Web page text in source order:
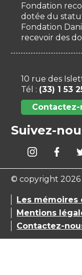
Fondation
dotée du
Fondation
recevoir des
10 rue des
Tél : (33) 1 53
Contactez-
Suivez-
© copyright 2026
Les mémoires
Mentions
Contactez-